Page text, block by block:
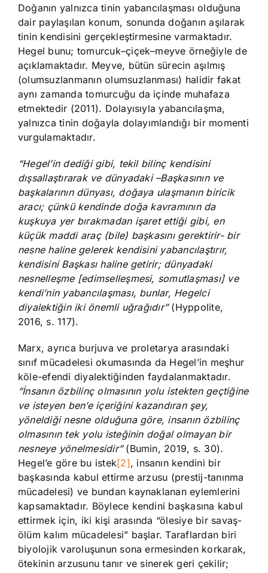
Doğanın yalnızca tinin yabancılaşması olduğuna
dair paylaşılan konum, sonunda doğanın aşılarak
tinin kendisini gerçekleştirmesine varmaktadır.
Hegel bunu; tomurcuk–çiçek–meyve örneğiyle de
açıklamaktadır. Meyve, bütün sürecin aşılmış
(olumsuzlanmanın olumsuzlanması) halidir fakat
aynı zamanda tomurcuğu da içinde muhafaza
etmektedir (2011). Dolayısıyla yabancılaşma,
yalnızca tinin doğayla dolayımlandığı bir momenti
vurgulamaktadır.
“Hegel’in dediği gibi, tekil bilinç kendisini
dışsallaştırarak ve dünyadaki –Başkasının ve
başkalarının dünyası, doğaya ulaşmanın biricik
aracı; çünkü kendinde doğa kavramının da
kuşkuya yer bırakmadan işaret ettiği gibi, en
küçük maddi araç (bile) başkasını gerektirir- bir
nesne haline gelerek kendisini yabancılaştırır,
kendisini Başkası haline getirir; dünyadaki
nesnelleşme [edimselleşmesi, somutlaşması] ve
kendi’nin yabancılaşması, bunlar, Hegelci
diyalektiğin iki önemli uğrağıdır”(Hyppolite,
2016, s. 117).
Marx, ayrıca burjuva ve proletarya arasındaki
sınıf mücadelesi okumasında da Hegel’in meşhur
köle-efendi diyalektiğinden faydalanmaktadır.
“İnsanın özbilinç olmasının yolu istekten geçtiğine
ve isteyen ben’e içeriğini kazandıran şey,
yöneldiği nesne olduğuna göre, insanın özbilinç
olmasının tek yolu isteğinin doğal olmayan bir
nesneye yönelmesidir”(Bumin, 2019, s. 30).
Hegel’e göre bu istek[2], insanın kendini bir
başkasında kabul ettirme arzusu (prestij-tanınma
mücadelesi) ve bundan kaynaklanan eylemlerini
kapsamaktadır. Böylece kendini başkasına kabul
ettirmek için, iki kişi arasında “ölesiye bir savaş-
ölüm kalım mücadelesi” başlar. Taraflardan biri
biyolojik varoluşunun sona ermesinden korkarak,
ötekinin arzusunu tanır ve sinerek geri çekilir;